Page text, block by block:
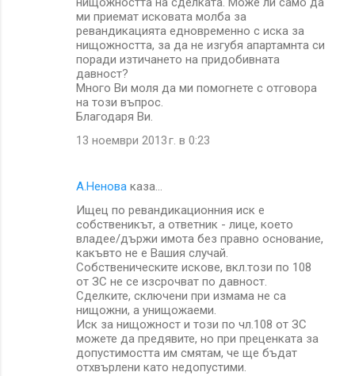
ми приемат исковата молба за
ревандикацията едновременно с иска за
нищожността, за да не изгубя апартамнта си
поради изтичането на придобивната
давност?
Много Ви моля да ми помогнете с отговора
на този въпрос.
Благодаря Ви.
13 ноември 2013 г. в 0:23
А.Ненова каза…
Ищец по ревандикационния иск е
собственикът, а ответник - лице, което
владее/държи имота без правно основание,
какъвто не е Вашия случай.
Собственическите искове, вкл.този по 108
от ЗС не се изсрочват по давност.
Сделките, сключени при измама не са
нищожни, а унищожаеми.
Иск за нищожност и този по чл.108 от ЗС
можете да предявите, но при преценката за
допустимостта им смятам, че ще бъдат
отхвърлени като недопустими.